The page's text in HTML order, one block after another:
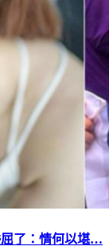
了：情何以堪…